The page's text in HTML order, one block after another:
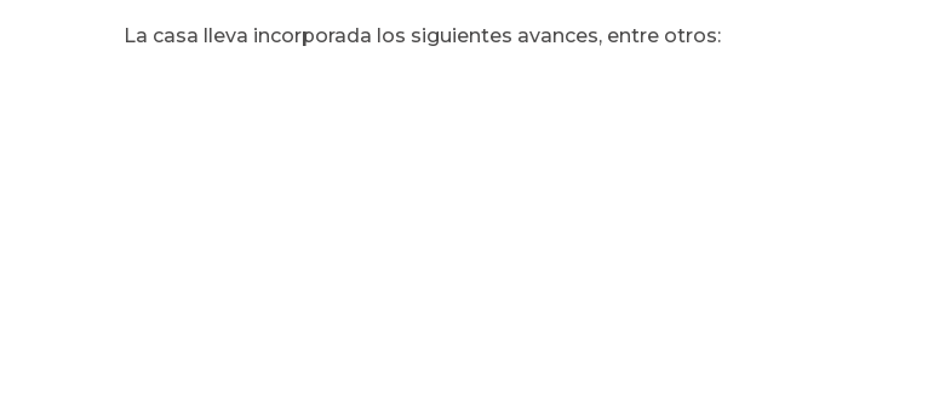
La casa lleva incorporada los siguientes avances, entre otros: